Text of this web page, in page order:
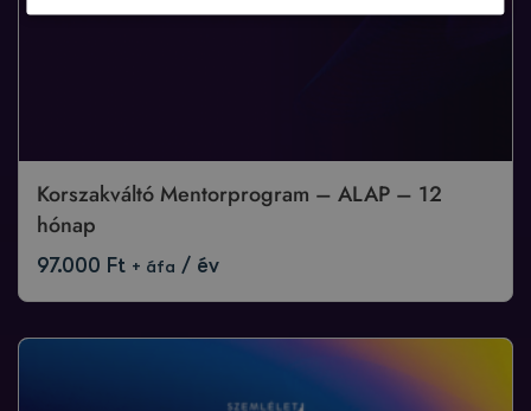
Korszakváltó Mentorprogram – ALAP – 12
hónap
97.000 Ft + áfa / év